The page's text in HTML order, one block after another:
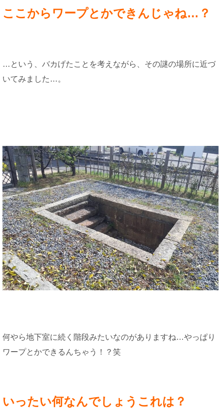
ここからワープとかできんじゃね…？
…という、バカげたことを考えながら、その謎の場所に近づ
いてみました…。
何やら地下室に続く階段みたいなのがありますね…やっぱり
ワープとかできるんちゃう！？笑
いったい何なんでしょうこれは？